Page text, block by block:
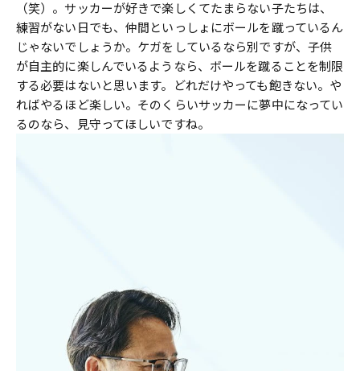
（笑）。サッカーが好きで楽しくてたまらない子たちは、
練習がない日でも、仲間といっしょにボールを蹴っているん
じゃないでしょうか。ケガをしているなら別ですが、子供
が自主的に楽しんでいるようなら、ボールを蹴ることを制限
する必要はないと思います。どれだけやっても飽きない。や
ればやるほど楽しい。そのくらいサッカーに夢中になってい
るのなら、見守ってほしいですね。